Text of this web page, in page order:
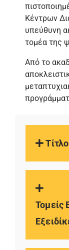
Κέντρων
υπεύθυνη
τομέα της
Από το
Τομείς